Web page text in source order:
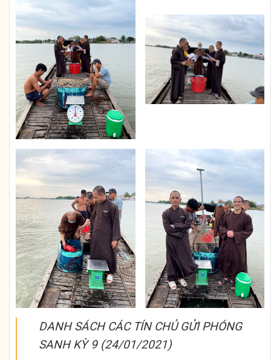
DANH SÁCH CÁC TÍN CHỦ GỬI PHÓNG
SANH KỲ 9 (24/01/2021)